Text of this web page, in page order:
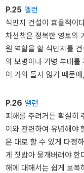
P.25 앨런
식민지 건설이 효율적이
차선책은 정복한 영토의
원 역할을 할 식민지를
의 보병이나 기병 부대를
이 거의 들지 않기 때문
은 비용만으로 식민지를
식민지 건설로 피해를 보
의 경작지와 집을 내주어
서 보았을 때, 이런 식으
욱이 그들은 힘이 미약
에게 위협적인 요소가 되
그 밖의 모든 다른 주민
P.26 앨런
피해를 주려거든 확실히
이와 관련하여 유념해야
은 대로 할 수 있게 다정
게 짓밟아 뭉개버려야 한
해에 대해서는 쉽게 보복